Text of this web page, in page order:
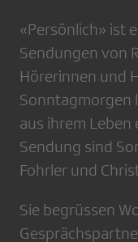
«Persönlich» ist
Sendungen von
Hörerinnen und
Sonntagmorgen
aus ihrem Leben
Sendung sind
Fohrler und
Sie begrüssen